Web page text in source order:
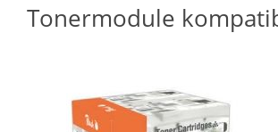
Tonermodule